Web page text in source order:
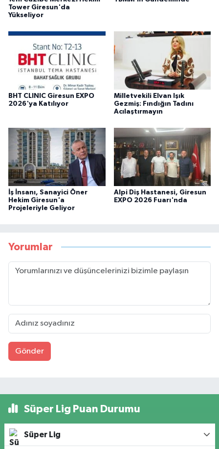
Tower Giresun'da
Yükseliyor
BHT CLINIC Giresun EXPO
2026'ya Katılıyor
Milletvekili Elvan Işık
Gezmiş: Fındığın Tadını
Acılaştırmayın
İş İnsanı, Sanayici Öner
Hekim Giresun'a
Projeleriyle Geliyor
Alpi Diş Hastanesi, Giresun
EXPO 2026 Fuarı'nda
Yorumlar
Gönder
Süper Lig Puan Durumu
Süper Lig